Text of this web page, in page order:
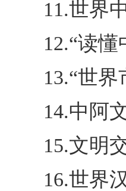
11.世界
12.“读
13.“世
14.中阿
15.文明
16.世界